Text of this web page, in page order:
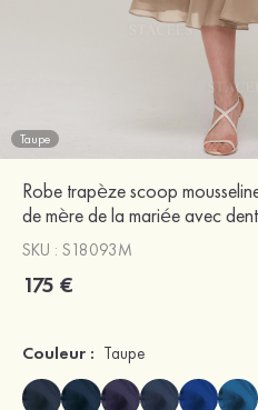
Taupe
Robe trapèze scoop
de mère de la mariée avec
SKU : S18093M
175 €
Couleur : Taupe